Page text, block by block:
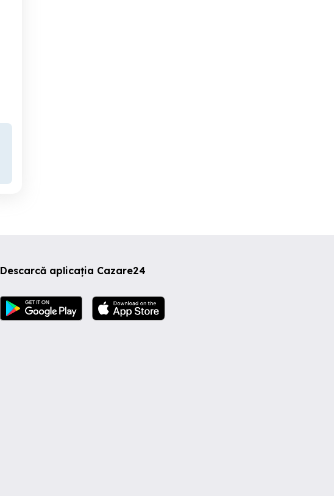
Descarcă aplicația Cazare24